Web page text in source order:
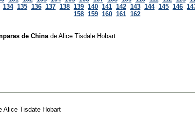
134 135 136 137 138 139 140 141 142 143 144 145 146
158 159 160 161 162
de China de Alice Tisdale Hobart
Alice Tisdate Hobart